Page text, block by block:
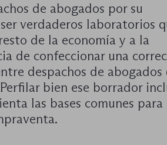
de abogados por su
verdaderos laboratorios
de la economía y a la
de confeccionar una
despachos de abogados
bien ese borrador
las bases comunes para